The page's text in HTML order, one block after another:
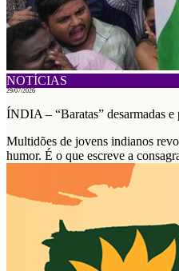
NOTÍCIAS
29/07/2026
ÍNDIA – “Baratas” desarmadas
Multidões de jovens indianos
humor. É o que escreve a